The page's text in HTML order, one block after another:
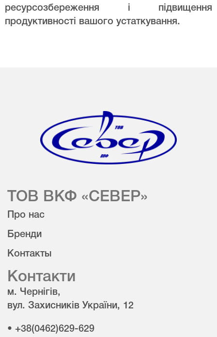
ресурсозбереження і підвищення
продуктивності вашого устаткування.
ТОВ ВКФ «СЕВЕР»
Про нас
Бренди
Контакты
Контакти
м. Чернігів,
вул. Захисників України, 12
• +38(0462)629-629